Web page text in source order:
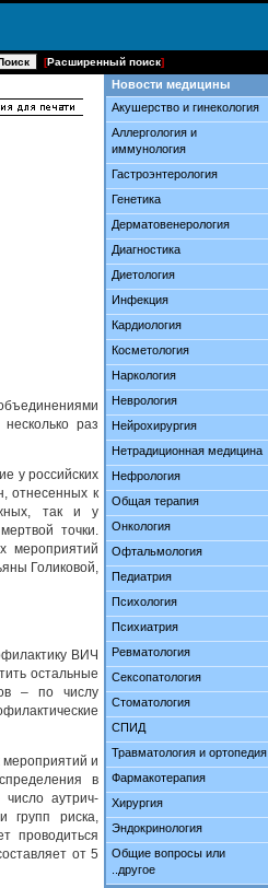
раз
у российских
отнесенных к
так и у
точки.
мероприятий
Голиковой,
ВИЧ
остальные
– по числу
мероприятий и
в
аутрич-
групп риска,
проводиться
от 5
Новости медицины
Акушерство и гинекология
Аллергология и
иммунология
Гастроэнтерология
Генетика
Дерматовенерология
Диагностика
Диетология
Инфекция
Кардиология
Косметология
Наркология
Неврология
Нейрохирургия
Нетрадиционная медицина
Нефрология
Общая терапия
Онкология
Офтальмология
Педиатрия
Психология
Психиатрия
Ревматология
Сексопатология
Стоматология
СПИД
Травматология и ортопедия
Фармакотерапия
Хирургия
Эндокринология
Общие вопросы или
..другое
[Расширенный поиск]